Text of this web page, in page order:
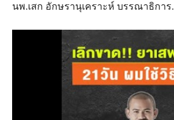
นพ.เสก อักษรานุเคราะห์ บรรณาธิการ.